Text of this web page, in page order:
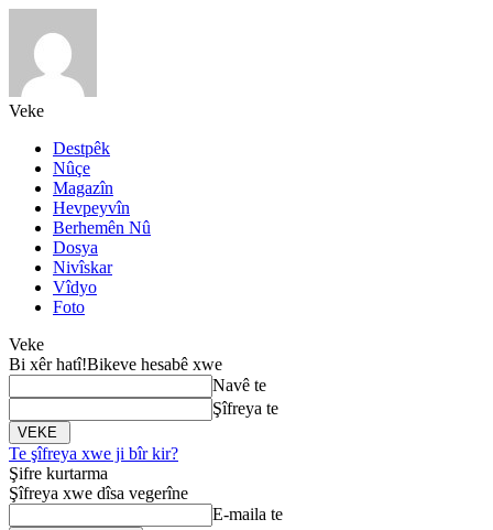
Veke
Destpêk
Nûçe
Magazîn
Hevpeyvîn
Berhemên Nû
Dosya
Nivîskar
Vîdyo
Foto
Veke
Bi xêr hatî!Bikeve hesabê xwe
Navê te
Şîfreya te
Te şîfreya xwe ji bîr kir?
Şifre kurtarma
Şîfreya xwe dîsa vegerîne
E-maila te